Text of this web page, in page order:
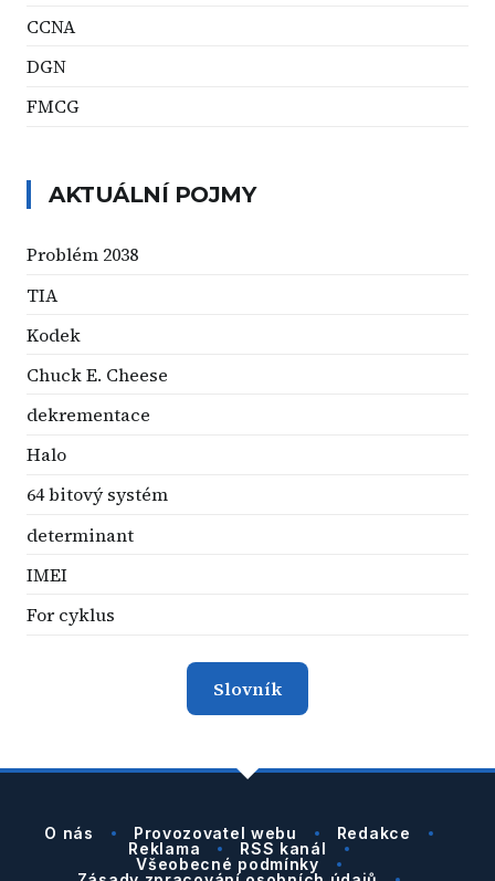
CCNA
DGN
FMCG
AKTUÁLNÍ POJMY
Problém 2038
TIA
Kodek
Chuck E. Cheese
dekrementace
Halo
64 bitový systém
determinant
IMEI
For cyklus
Slovník
O nás Provozovatel webu
Redakce
Reklama
RSS kanál
Všeobecné podmínky